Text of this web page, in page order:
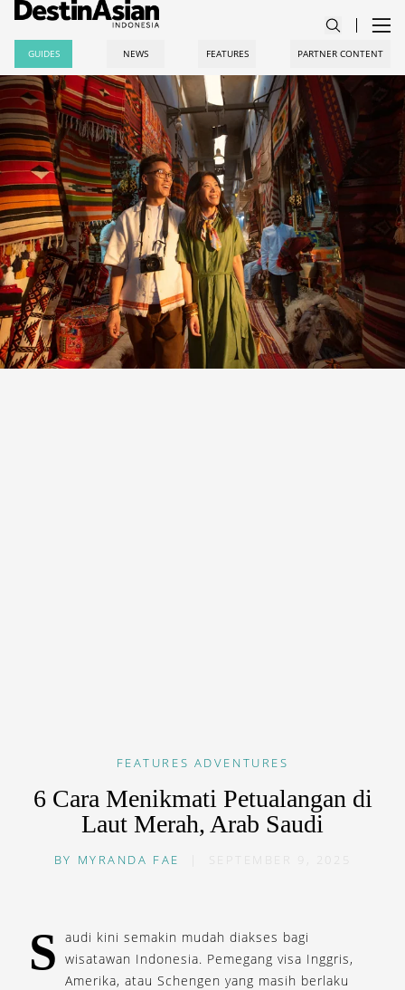
GUIDES NEWS FEATURES PARTNER CONTENT
FEATURES ADVENTURES
6 Cara Menikmati Petualangan di
Laut Merah, Arab Saudi
BY MYRANDA FAE SEPTEMBER 9, 2025
S audi kini semakin mudah diakses bagi
wisatawan Indonesia. Pemegang visa Inggris,
Amerika, atau Schengen yang masih berlaku